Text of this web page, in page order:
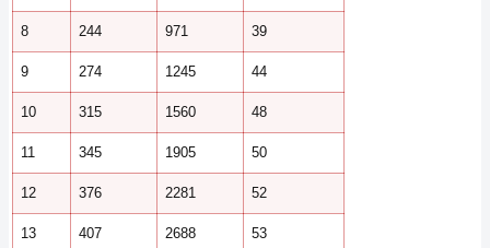
8 244 971 39
9 274 1245 44
10 315 1560 48
11 345 1905 50
12 376 2281 52
13 407 2688 53